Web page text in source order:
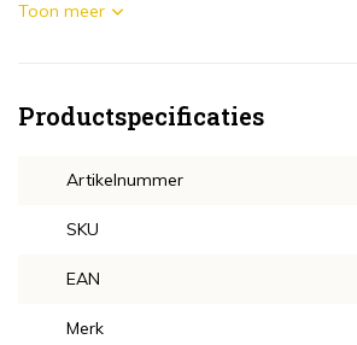
Toon meer
Productspecificaties
Artikelnummer
SKU
EAN
Merk